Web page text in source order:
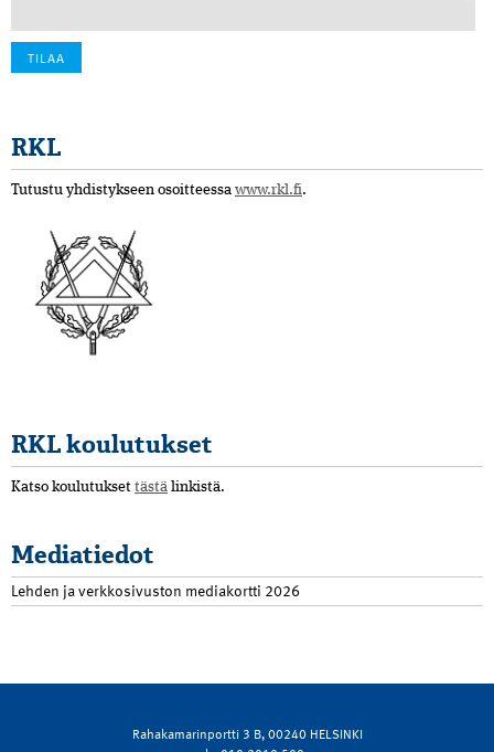
RKL
Tutustu yhdistykseen osoitteessa www.rkl.fi.
RKL koulutukset
Katso koulutukset tästä linkistä.
Mediatiedot
Lehden ja verkkosivuston mediakortti 2026
Rahakamarinportti 3 B, 00240 HELSINKI